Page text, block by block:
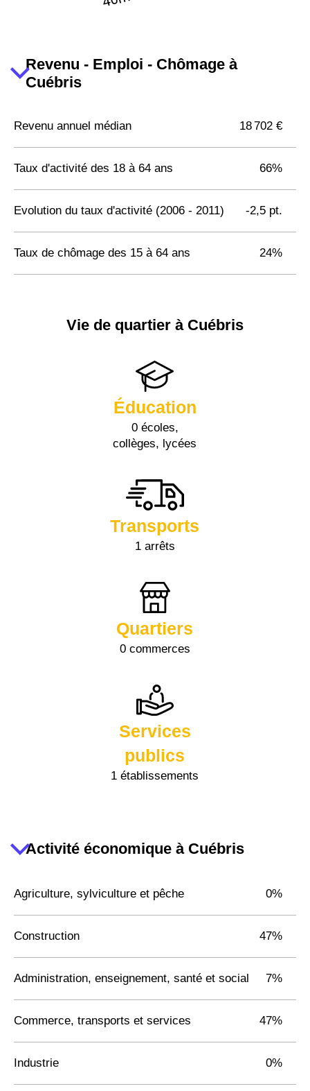
Revenu - Emploi - Chômage à
Cuébris
Revenu annuel médian 18 702 €
Taux d'activité des 18 à 64 ans 66%
Evolution du taux d'activité (2006 - 2011) -2,5 pt.
Taux de chômage des 15 à 64 ans 24%
Vie de quartier à Cuébris
Éducation
0 écoles,
collèges, lycées
Transports
1 arrêts
Quartiers
0 commerces
Services
publics
1 établissements
Activité économique à Cuébris
Agriculture, sylviculture et pêche 0%
Construction 47%
Administration, enseignement, santé et social 7%
Commerce, transports et services 47%
Industrie 0%